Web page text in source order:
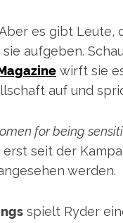
es gibt Leute,
aufgeben.
wirft sie
auf und
for being
seit der
werden.
spielt Ryder